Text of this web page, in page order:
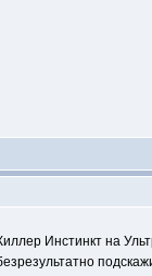
Инстинкт на